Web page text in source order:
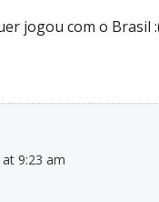
jogou com o Brasil
at 9:23 am